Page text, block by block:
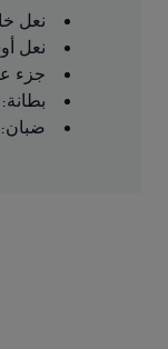
نعل خارجي: 35%
نعل أوسط:
جزء علوي: 95.31%
بطانة: 100% نسيج
ضبان: 100% نسيج